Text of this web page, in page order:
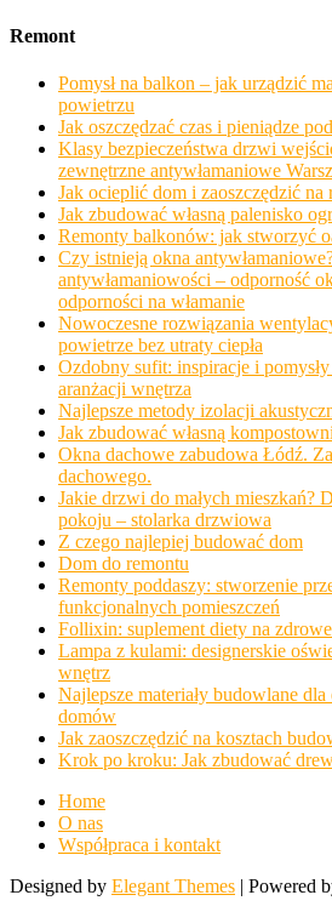
Remont
Pomysł na balkon – jak urządzić
powietrzu
Jak oszczędzać czas i pieniądze
Klasy bezpieczeństwa drzwi
zewnętrzne antywłamaniowe
Jak ocieplić dom i zaoszczędzić na
Jak zbudować własną palenisko
Remonty balkonów: jak stworzyć
Czy istnieją okna
antywłamaniowości – odporność
odporności na włamanie
Nowoczesne rozwiązania
powietrze bez utraty ciepła
Ozdobny sufit: inspiracje i
aranżacji wnętrza
Najlepsze metody izolacji
Jak zbudować własną
Okna dachowe zabudowa Łódź.
dachowego.
Jakie drzwi do małych mieszkań?
pokoju – stolarka drzwiowa
Z czego najlepiej budować dom
Dom do remontu
Remonty poddaszy: stworzenie
funkcjonalnych pomieszczeń
Follixin: suplement diety na
Lampa z kulami: designerskie
wnętrz
Najlepsze materiały budowlane dla
domów
Jak zaoszczędzić na kosztach
Krok po kroku: Jak zbudować
Home
O nas
Współpraca i kontakt
Designed by Elegant Themes | Powered